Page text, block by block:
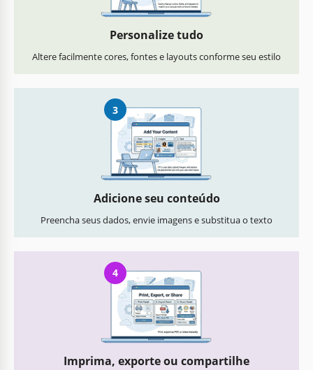
Personalize tudo
Altere facilmente cores, fontes e layouts conforme seu estilo
3
Adicione seu conteúdo
Preencha seus dados, envie imagens e substitua o texto
4
Imprima, exporte ou compartilhe